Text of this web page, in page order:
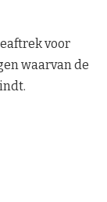
voor
waarvan de